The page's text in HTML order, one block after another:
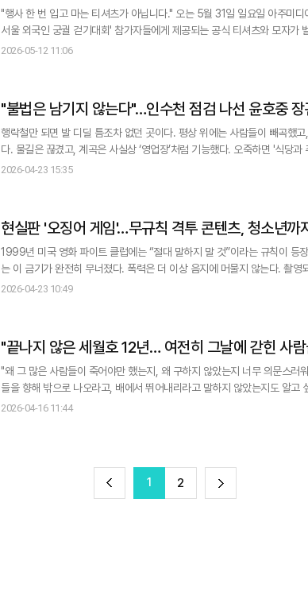
"행사 한 번 입고 마는 티셔츠가 아닙니다." 오는 5월 31일 일요일 아주미디어그룹(아주경제·ABC·AJP)이 주최하는 '2026
서울 외국인 궁궐 걷기대회' 참가자들에게 제공되는 공식 티셔츠와 모자가
일반 행사장에서 흔히 볼 수 있는 얇은 저가형 제품이 아니라, 국내 의류시
2026-05-12 11:06
"불법은 남기지 않는다"…인수천 점검 나선 윤호중 장
행락철만 되면 발 디딜 틈조차 없던 곳이다. 평상 위에는 사람들이 빼곡했
다. 물길은 끊겼고, 계곡은 사실상 ‘영업장’처럼 기능했다. 오죽하면 '식당
정도일까. 23일 오전, 서울 강북구 우이동 인수천. 윤호중 행정안전부 장관이 계곡 입구에 도착했을 때, 풍경은 분명히 달라
2026-04-23 15:35
현실판 '오징어 게임'…무규칙 격투 콘텐츠, 청소년까
1999년 미국 영화 파이트 클럽에는 “절대 말하지 말 것”이라는 규칙이 등
는 이 금기가 완전히 무너졌다. 폭력은 더 이상 음지에 머물지 않는다. 촬영
로 소비되고 있다. 유튜브와 텔레그램과 같은 SNS, 각종 라이브 스트리밍 플랫폼을 중심으로 ‘격투 콘텐츠’가 빠르게 확산
2026-04-23 10:49
"끝나지 않은 세월호 12년… 여전히 그날에 갇힌 사
"왜 그 많은 사람들이 죽어야만 했는지, 왜 구하지 않았는지 너무 의문스러
들을 향해 밖으로 나오라고, 배에서 뛰어내리라고 말하지 않았는지도 알고 싶어요.” 이 질문은 12년 동안 끊임
씨의 삶을 지배해왔다. 정신 건강에서 ‘종결(closure)’의 중요성은 아무리 강조해도 지나치지 않다. 종결이 없으면 우리는
2026-04-16 11:44
이
1
2 다